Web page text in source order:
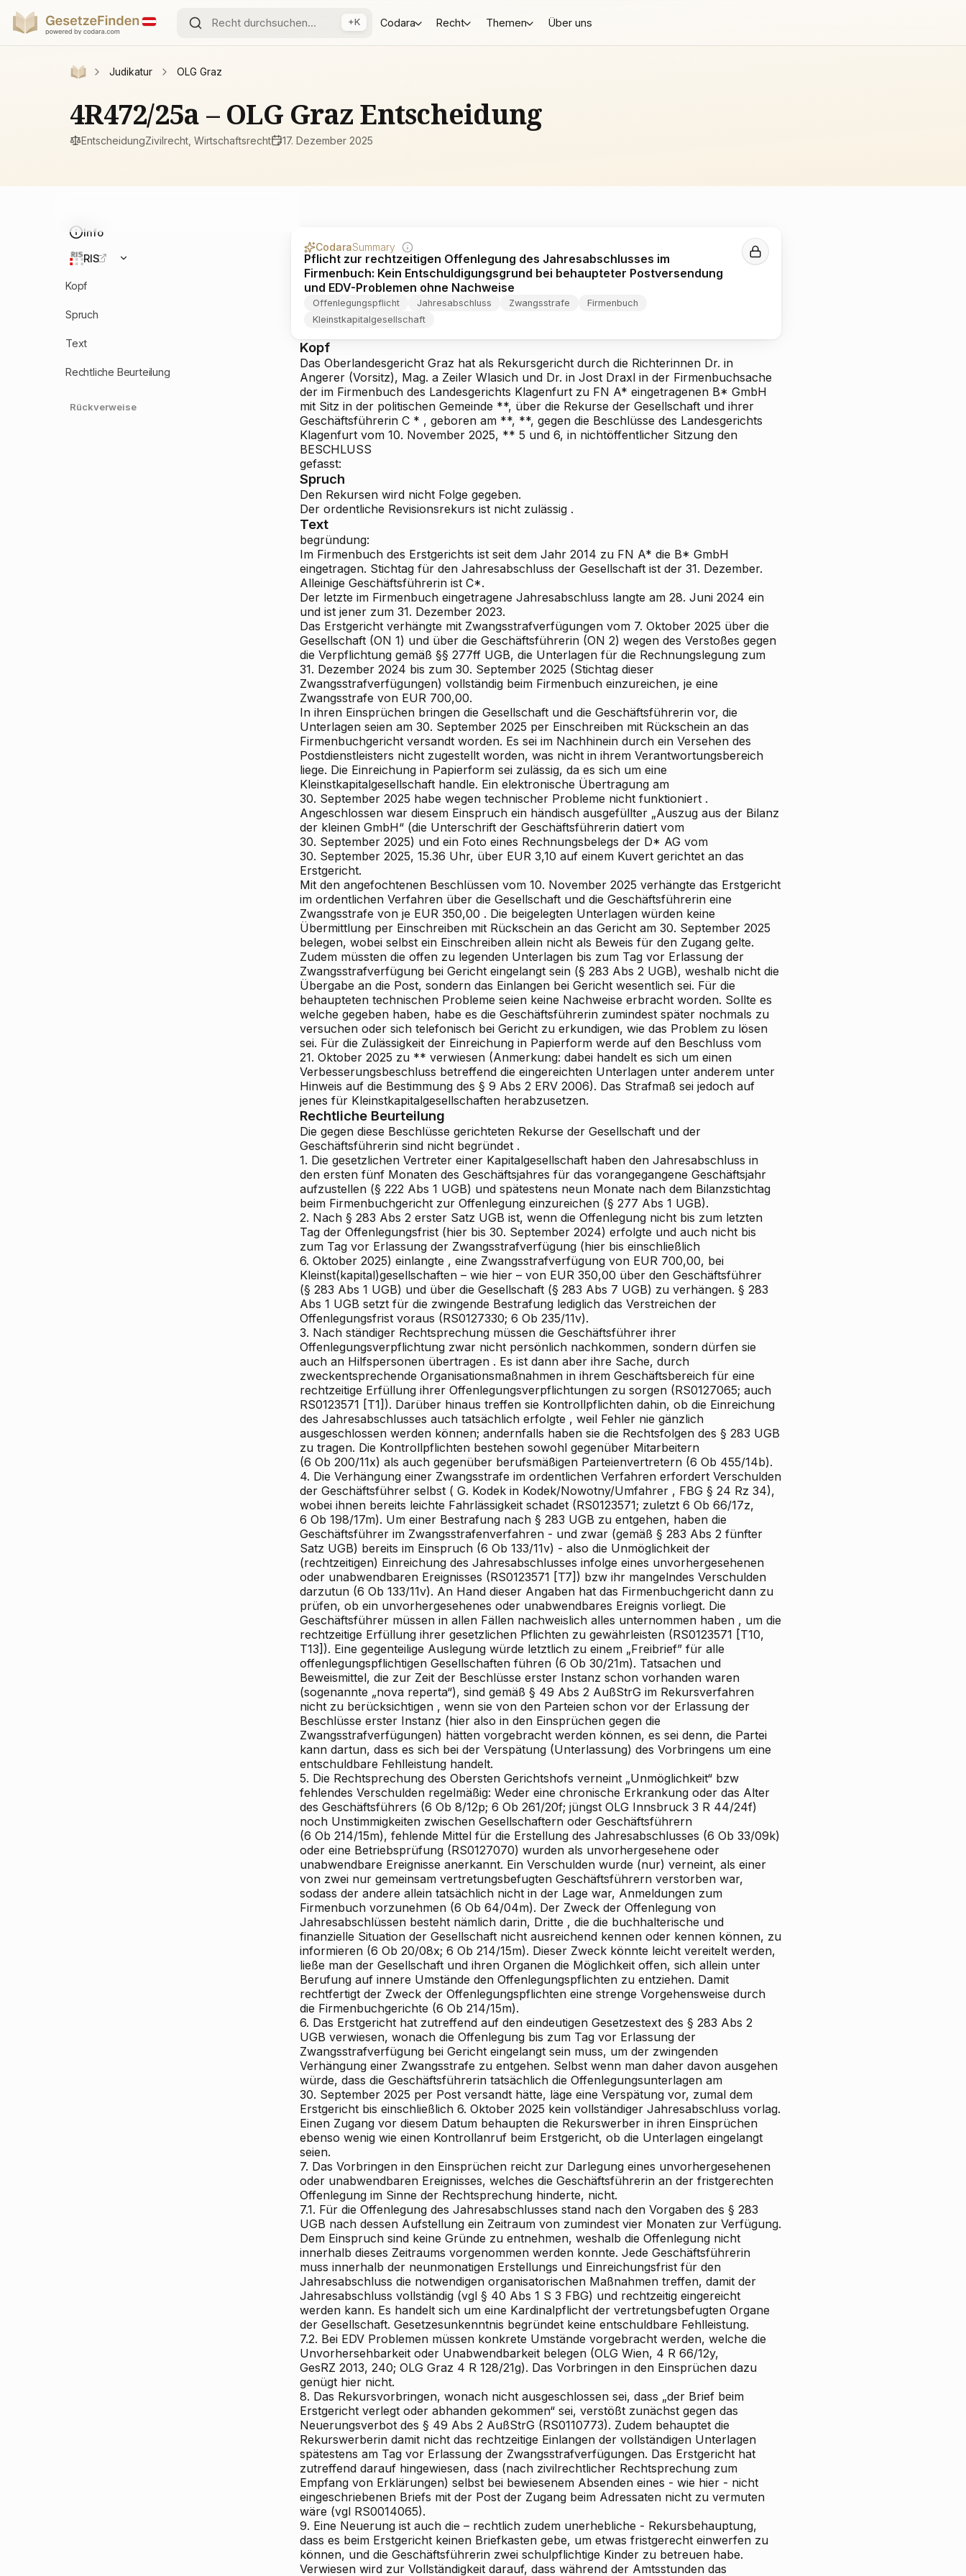
+K Codara Recht Themen Über uns
Judikatur OLG Graz
4R472/25a – OLG Graz Entscheidung
EntscheidungZivilrecht, Wirtschaftsrecht 17. Dezember 2025
Info
RIS
Kopf
Spruch
Text
Rechtliche Beurteilung
Rückverweise
CodaraSummary
Pflicht zur rechtzeitigen Offenlegung des Jahresabschlusses im
Firmenbuch: Kein Entschuldigungsgrund bei behaupteter Postversendung
und EDV-Problemen ohne Nachweise
Offenlegungspflicht Jahresabschluss Zwangsstrafe
Firmenbuch
Kleinstkapitalgesellschaft
Kopf
Das Oberlandesgericht Graz hat als Rekursgericht durch die Richterinnen Dr. in
Angerer (Vorsitz), Mag. a Zeiler Wlasich und Dr. in Jost Draxl in der Firmenbuchsache
der im Firmenbuch des Landesgerichts Klagenfurt zu FN A* eingetragenen B* GmbH
mit Sitz in der politischen Gemeinde **, über die Rekurse der Gesellschaft und ihrer
Geschäftsführerin C * , geboren am **, **, gegen die Beschlüsse des Landesgerichts
Klagenfurt vom 10. November 2025, ** 5 und 6, in nichtöffentlicher Sitzung den
BESCHLUSS
gefasst:
Spruch
Den Rekursen wird nicht Folge gegeben.
Der ordentliche Revisionsrekurs ist nicht zulässig .
Text
begründung:
Im Firmenbuch des Erstgerichts ist seit dem Jahr 2014 zu FN A* die B* GmbH
eingetragen. Stichtag für den Jahresabschluss der Gesellschaft ist der 31. Dezember.
Alleinige Geschäftsführerin ist C*.
Der letzte im Firmenbuch eingetragene Jahresabschluss langte am 28. Juni 2024 ein
und ist jener zum 31. Dezember 2023.
Das Erstgericht verhängte mit Zwangsstrafverfügungen vom 7. Oktober 2025 über die
Gesellschaft (ON 1) und über die Geschäftsführerin (ON 2) wegen des Verstoßes gegen
die Verpflichtung gemäß §§ 277ff UGB, die Unterlagen für die Rechnungslegung zum
31. Dezember 2024 bis zum 30. September 2025 (Stichtag dieser
Zwangsstrafverfügungen) vollständig beim Firmenbuch einzureichen, je eine
Zwangsstrafe von EUR 700,00.
In ihren Einsprüchen bringen die Gesellschaft und die Geschäftsführerin vor, die
Unterlagen seien am 30. September 2025 per Einschreiben mit Rückschein an das
Firmenbuchgericht versandt worden. Es sei im Nachhinein durch ein Versehen des
Postdienstleisters nicht zugestellt worden, was nicht in ihrem Verantwortungsbereich
liege. Die Einreichung in Papierform sei zulässig, da es sich um eine
Kleinstkapitalgesellschaft handle. Ein elektronische Übertragung am
30. September 2025 habe wegen technischer Probleme nicht funktioniert .
Angeschlossen war diesem Einspruch ein händisch ausgefüllter „Auszug aus der Bilanz
der kleinen GmbH“ (die Unterschrift der Geschäftsführerin datiert vom
30. September 2025) und ein Foto eines Rechnungsbelegs der D* AG vom
30. September 2025, 15.36 Uhr, über EUR 3,10 auf einem Kuvert gerichtet an das
Erstgericht.
Mit den angefochtenen Beschlüssen vom 10. November 2025 verhängte das Erstgericht
im ordentlichen Verfahren über die Gesellschaft und die Geschäftsführerin eine
Zwangsstrafe von je EUR 350,00 . Die beigelegten Unterlagen würden keine
Übermittlung per Einschreiben mit Rückschein an das Gericht am 30. September 2025
belegen, wobei selbst ein Einschreiben allein nicht als Beweis für den Zugang gelte.
Zudem müssten die offen zu legenden Unterlagen bis zum Tag vor Erlassung der
Zwangsstrafverfügung bei Gericht eingelangt sein (§ 283 Abs 2 UGB), weshalb nicht die
Übergabe an die Post, sondern das Einlangen bei Gericht wesentlich sei. Für die
behaupteten technischen Probleme seien keine Nachweise erbracht worden. Sollte es
welche gegeben haben, habe es die Geschäftsführerin zumindest später nochmals zu
versuchen oder sich telefonisch bei Gericht zu erkundigen, wie das Problem zu lösen
sei. Für die Zulässigkeit der Einreichung in Papierform werde auf den Beschluss vom
21. Oktober 2025 zu ** verwiesen (Anmerkung: dabei handelt es sich um einen
Verbesserungsbeschluss betreffend die eingereichten Unterlagen unter anderem unter
Hinweis auf die Bestimmung des § 9 Abs 2 ERV 2006). Das Strafmaß sei jedoch auf
jenes für Kleinstkapitalgesellschaften herabzusetzen.
Rechtliche Beurteilung
Die gegen diese Beschlüsse gerichteten Rekurse der Gesellschaft und der
Geschäftsführerin sind nicht begründet .
1. Die gesetzlichen Vertreter einer Kapitalgesellschaft haben den Jahresabschluss in
den ersten fünf Monaten des Geschäftsjahres für das vorangegangene Geschäftsjahr
aufzustellen (§ 222 Abs 1 UGB) und spätestens neun Monate nach dem Bilanzstichtag
beim Firmenbuchgericht zur Offenlegung einzureichen (§ 277 Abs 1 UGB).
2. Nach § 283 Abs 2 erster Satz UGB ist, wenn die Offenlegung nicht bis zum letzten
Tag der Offenlegungsfrist (hier bis 30. September 2024) erfolgte und auch nicht bis
zum Tag vor Erlassung der Zwangsstrafverfügung (hier bis einschließlich
6. Oktober 2025) einlangte , eine Zwangsstrafverfügung von EUR 700,00, bei
Kleinst(kapital)gesellschaften – wie hier – von EUR 350,00 über den Geschäftsführer
(§ 283 Abs 1 UGB) und über die Gesellschaft (§ 283 Abs 7 UGB) zu verhängen. § 283
Abs 1 UGB setzt für die zwingende Bestrafung lediglich das Verstreichen der
Offenlegungsfrist voraus (RS0127330; 6 Ob 235/11v).
3. Nach ständiger Rechtsprechung müssen die Geschäftsführer ihrer
Offenlegungsverpflichtung zwar nicht persönlich nachkommen, sondern dürfen sie
auch an Hilfspersonen übertragen . Es ist dann aber ihre Sache, durch
zweckentsprechende Organisationsmaßnahmen in ihrem Geschäftsbereich für eine
rechtzeitige Erfüllung ihrer Offenlegungsverpflichtungen zu sorgen (RS0127065; auch
RS0123571 [T1]). Darüber hinaus treffen sie Kontrollpflichten dahin, ob die Einreichung
des Jahresabschlusses auch tatsächlich erfolgte , weil Fehler nie gänzlich
ausgeschlossen werden können; andernfalls haben sie die Rechtsfolgen des § 283 UGB
zu tragen. Die Kontrollpflichten bestehen sowohl gegenüber Mitarbeitern
(6 Ob 200/11x) als auch gegenüber berufsmäßigen Parteienvertretern (6 Ob 455/14b).
4. Die Verhängung einer Zwangsstrafe im ordentlichen Verfahren erfordert Verschulden
der Geschäftsführer selbst ( G. Kodek in Kodek/Nowotny/Umfahrer , FBG § 24 Rz 34),
wobei ihnen bereits leichte Fahrlässigkeit schadet (RS0123571; zuletzt 6 Ob 66/17z,
6 Ob 198/17m). Um einer Bestrafung nach § 283 UGB zu entgehen, haben die
Geschäftsführer im Zwangsstrafenverfahren - und zwar (gemäß § 283 Abs 2 fünfter
Satz UGB) bereits im Einspruch (6 Ob 133/11v) - also die Unmöglichkeit der
(rechtzeitigen) Einreichung des Jahresabschlusses infolge eines unvorhergesehenen
oder unabwendbaren Ereignisses (RS0123571 [T7]) bzw ihr mangelndes Verschulden
darzutun (6 Ob 133/11v). An Hand dieser Angaben hat das Firmenbuchgericht dann zu
prüfen, ob ein unvorhergesehenes oder unabwendbares Ereignis vorliegt. Die
Geschäftsführer müssen in allen Fällen nachweislich alles unternommen haben , um die
rechtzeitige Erfüllung ihrer gesetzlichen Pflichten zu gewährleisten (RS0123571 [T10,
T13]). Eine gegenteilige Auslegung würde letztlich zu einem „Freibrief” für alle
offenlegungspflichtigen Gesellschaften führen (6 Ob 30/21m). Tatsachen und
Beweismittel, die zur Zeit der Beschlüsse erster Instanz schon vorhanden waren
(sogenannte „nova reperta“), sind gemäß § 49 Abs 2 AußStrG im Rekursverfahren
nicht zu berücksichtigen , wenn sie von den Parteien schon vor der Erlassung der
Beschlüsse erster Instanz (hier also in den Einsprüchen gegen die
Zwangsstrafverfügungen) hätten vorgebracht werden können, es sei denn, die Partei
kann dartun, dass es sich bei der Verspätung (Unterlassung) des Vorbringens um eine
entschuldbare Fehlleistung handelt.
5. Die Rechtsprechung des Obersten Gerichtshofs verneint „Unmöglichkeit“ bzw
fehlendes Verschulden regelmäßig: Weder eine chronische Erkrankung oder das Alter
des Geschäftsführers (6 Ob 8/12p; 6 Ob 261/20f; jüngst OLG Innsbruck 3 R 44/24f)
noch Unstimmigkeiten zwischen Gesellschaftern oder Geschäftsführern
(6 Ob 214/15m), fehlende Mittel für die Erstellung des Jahresabschlusses (6 Ob 33/09k)
oder eine Betriebsprüfung (RS0127070) wurden als unvorhergesehene oder
unabwendbare Ereignisse anerkannt. Ein Verschulden wurde (nur) verneint, als einer
von zwei nur gemeinsam vertretungsbefugten Geschäftsführern verstorben war,
sodass der andere allein tatsächlich nicht in der Lage war, Anmeldungen zum
Firmenbuch vorzunehmen (6 Ob 64/04m). Der Zweck der Offenlegung von
Jahresabschlüssen besteht nämlich darin, Dritte , die die buchhalterische und
finanzielle Situation der Gesellschaft nicht ausreichend kennen oder kennen können, zu
informieren (6 Ob 20/08x; 6 Ob 214/15m). Dieser Zweck könnte leicht vereitelt werden,
ließe man der Gesellschaft und ihren Organen die Möglichkeit offen, sich allein unter
Berufung auf innere Umstände den Offenlegungspflichten zu entziehen. Damit
rechtfertigt der Zweck der Offenlegungspflichten eine strenge Vorgehensweise durch
die Firmenbuchgerichte (6 Ob 214/15m).
6. Das Erstgericht hat zutreffend auf den eindeutigen Gesetzestext des § 283 Abs 2
UGB verwiesen, wonach die Offenlegung bis zum Tag vor Erlassung der
Zwangsstrafverfügung bei Gericht eingelangt sein muss, um der zwingenden
Verhängung einer Zwangsstrafe zu entgehen. Selbst wenn man daher davon ausgehen
würde, dass die Geschäftsführerin tatsächlich die Offenlegungsunterlagen am
30. September 2025 per Post versandt hätte, läge eine Verspätung vor, zumal dem
Erstgericht bis einschließlich 6. Oktober 2025 kein vollständiger Jahresabschluss vorlag.
Einen Zugang vor diesem Datum behaupten die Rekurswerber in ihren Einsprüchen
ebenso wenig wie einen Kontrollanruf beim Erstgericht, ob die Unterlagen eingelangt
seien.
7. Das Vorbringen in den Einsprüchen reicht zur Darlegung eines unvorhergesehenen
oder unabwendbaren Ereignisses, welches die Geschäftsführerin an der fristgerechten
Offenlegung im Sinne der Rechtsprechung hinderte, nicht.
7.1. Für die Offenlegung des Jahresabschlusses stand nach den Vorgaben des § 283
UGB nach dessen Aufstellung ein Zeitraum von zumindest vier Monaten zur Verfügung.
Dem Einspruch sind keine Gründe zu entnehmen, weshalb die Offenlegung nicht
innerhalb dieses Zeitraums vorgenommen werden konnte. Jede Geschäftsführerin
muss innerhalb der neunmonatigen Erstellungs und Einreichungsfrist für den
Jahresabschluss die notwendigen organisatorischen Maßnahmen treffen, damit der
Jahresabschluss vollständig (vgl § 40 Abs 1 S 3 FBG) und rechtzeitig eingereicht
werden kann. Es handelt sich um eine Kardinalpflicht der vertretungsbefugten Organe
der Gesellschaft. Gesetzesunkenntnis begründet keine entschuldbare Fehlleistung.
7.2. Bei EDV Problemen müssen konkrete Umstände vorgebracht werden, welche die
Unvorhersehbarkeit oder Unabwendbarkeit belegen (OLG Wien, 4 R 66/12y,
GesRZ 2013, 240; OLG Graz 4 R 128/21g). Das Vorbringen in den Einsprüchen dazu
genügt hier nicht.
8. Das Rekursvorbringen, wonach nicht ausgeschlossen sei, dass „der Brief beim
Erstgericht verlegt oder abhanden gekommen“ sei, verstößt zunächst gegen das
Neuerungsverbot des § 49 Abs 2 AußStrG (RS0110773). Zudem behauptet die
Rekurswerberin damit nicht das rechtzeitige Einlangen der vollständigen Unterlagen
spätestens am Tag vor Erlassung der Zwangsstrafverfügungen. Das Erstgericht hat
zutreffend darauf hingewiesen, dass (nach zivilrechtlicher Rechtsprechung zum
Empfang von Erklärungen) selbst bei bewiesenem Absenden eines - wie hier - nicht
eingeschriebenen Briefs mit der Post der Zugang beim Adressaten nicht zu vermuten
wäre (vgl RS0014065).
9. Eine Neuerung ist auch die – rechtlich zudem unerhebliche - Rekursbehauptung,
dass es beim Erstgericht keinen Briefkasten gebe, um etwas fristgerecht einwerfen zu
können, und die Geschäftsführerin zwei schulpflichtige Kinder zu betreuen habe.
Verwiesen wird zur Vollständigkeit darauf, dass während der Amtsstunden das